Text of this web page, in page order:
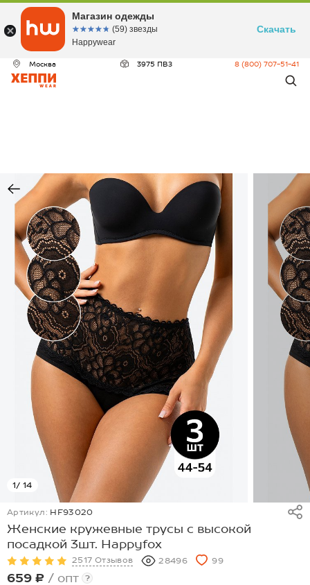
Москва 3975 ПВЗ 8 (800) 707-51-41
1/ 14
Артикул: HF93020
Женские кружевные трусы с высокой
посадкой 3шт. Happyfox
2517 Отзывов 28496 99
659 ₽ / опт
?
Магазин одежды
☆☆☆☆☆
★★★★★ (59) звезды
Happywear
Скачать